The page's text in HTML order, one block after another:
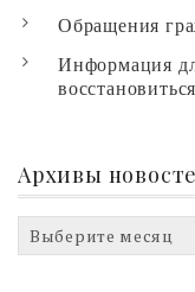
Обращения
Информация
Архивы
Архивы
новостей